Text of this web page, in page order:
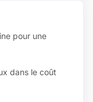
pour une
dans le coût